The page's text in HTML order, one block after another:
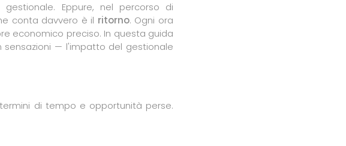
Eppure, nel percorso di
conta davvero è il ritorno. Ogni ora
economico preciso. In questa guida
— l'impatto del gestionale
di tempo e opportunità perse.